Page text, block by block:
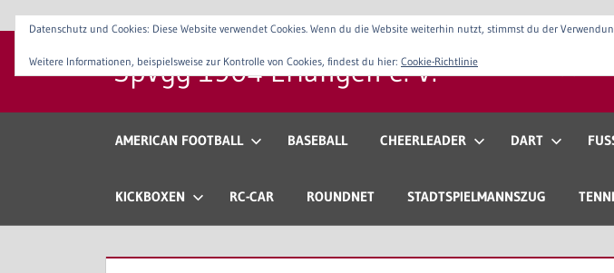
Zum
Inhalt
springen
SpVgg 1904 Erlangen e. V.
Der
Osten
Verein
AMERICAN FOOTBALL BASEBALL CHEERLEADER DART
KICKBOXEN RC-CAR ROUNDNET STADTSPIELMANNSZUG
Datenschutz und Cookies: Diese Website verwendet Cookies. Wenn du die Website weiterhin nutzt, stimmst du der
Weitere Informationen, beispielsweise zur Kontrolle von Cookies, findest du hier: Cookie-Richtlinie